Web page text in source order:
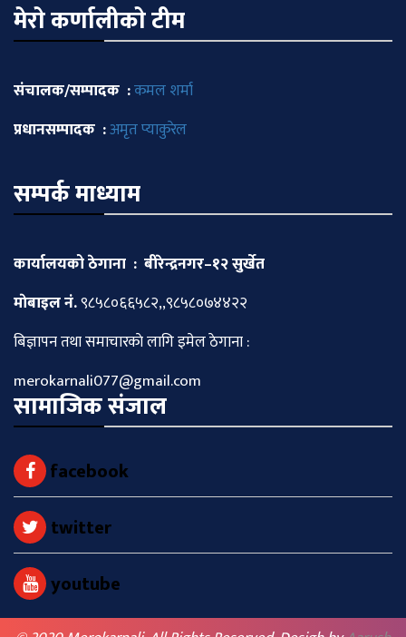
मेराे कर्णालीकाे टीम
संचालक/सम्पादक :कमल शर्मा
प्रधानसम्पादक :अमृत प्याकुरेल
सम्पर्क माध्याम
कार्यालयको ठेगाना : बीरेन्द्रनगर–१२ सुर्खेत
माेबाइल नं.९८५८०६६५८२,,९८५८०७४४२२
बिज्ञापन तथा समाचारकाे लागि इमेल ठेगाना :
merokarnali077@gmail.com
सामाजिक संजाल
facebook
twitter
youtube